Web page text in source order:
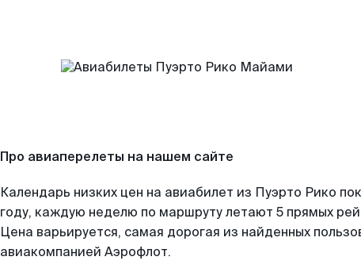
Про авиаперелеты на нашем сайте
Календарь низких цен на авиабилет из Пуэрто Рико
году, каждую неделю по маршруту летают 5 прямых
Цена варьируется, самая дорогая из найденных
авиакомпанией Аэрофлот.